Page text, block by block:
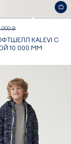
999 ₽
KALEVI С
10 000 ММ